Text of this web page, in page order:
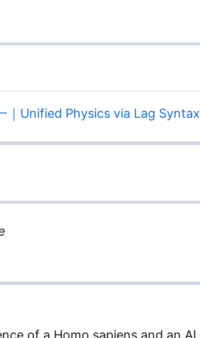
｜Unified Physics via Lag Syntax
of a Homo sapiens and an AI,